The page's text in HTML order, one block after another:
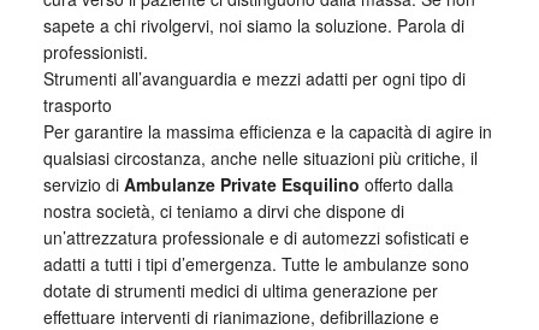
sapete a chi rivolgervi, noi siamo la soluzione. Parola di
professionisti.
Strumenti all’avanguardia e mezzi adatti per ogni tipo di
trasporto
Per garantire la massima efficienza e la capacità di agire in
qualsiasi circostanza, anche nelle situazioni più critiche, il
servizio di Ambulanze Private Esquilino offerto dalla
nostra società, ci teniamo a dirvi che dispone di
un’attrezzatura professionale e di automezzi sofisticati e
adatti a tutti i tipi d’emergenza. Tutte le ambulanze sono
dotate di strumenti medici di ultima generazione per
effettuare interventi di rianimazione, defibrillazione e